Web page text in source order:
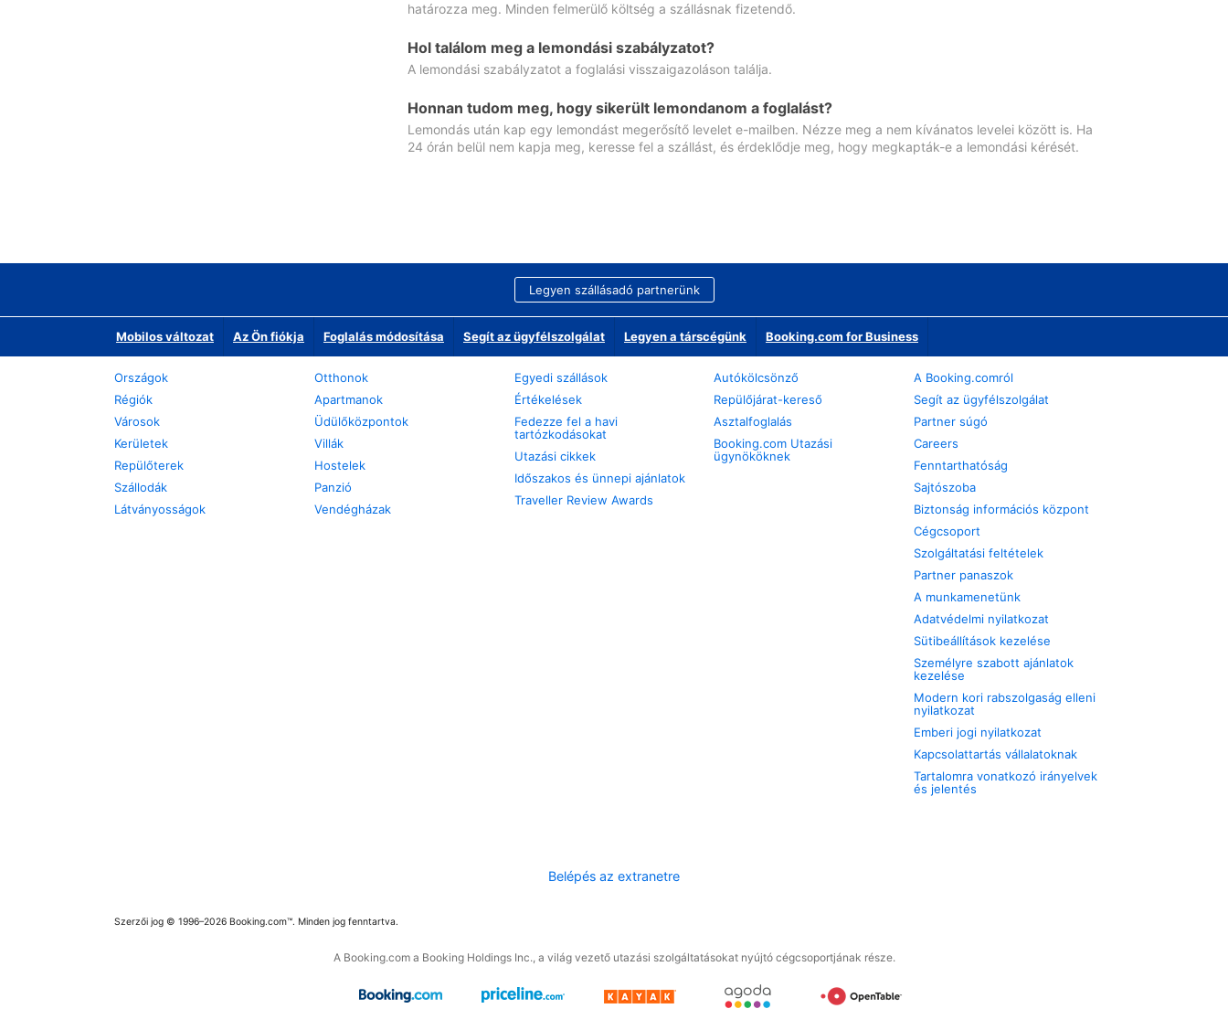
határozza meg. Minden felmerülő költség a szállásnak fizetendő.
Hol találom meg a lemondási szabályzatot?
A lemondási szabályzatot a foglalási visszaigazoláson találja.
Honnan tudom meg, hogy sikerült lemondanom a foglalást?
Lemondás után kap egy lemondást megerősítő levelet e-mailben. Nézze meg a nem kívánatos levelei között is. Ha
24 órán belül nem kapja meg, keresse fel a szállást, és érdeklődje meg, hogy megkapták-e a lemondási kérését.
Legyen szállásadó partnerünk
Mobilos változat Az Ön fiókja Foglalás módosítása Segít az ügyfélszolgálat Legyen a társcégünk Booking.com for Business
Országok
Régiók
Városok
Kerületek
Repülőterek
Szállodák
Látványosságok
Otthonok
Apartmanok
Üdülőközpontok
Villák
Hostelek
Panzió
Vendégházak
Egyedi szállások
Értékelések
Fedezze fel a havi
tartózkodásokat
Utazási cikkek
Időszakos és ünnepi ajánlatok
Traveller Review Awards
Autókölcsönző
Repülőjárat-kereső
Asztalfoglalás
Booking.com Utazási
ügynököknek
A Booking.comról
Segít az ügyfélszolgálat
Partner súgó
Careers
Fenntarthatóság
Sajtószoba
Biztonság információs központ
Cégcsoport
Szolgáltatási feltételek
Partner panaszok
A munkamenetünk
Adatvédelmi nyilatkozat
Sütibeállítások kezelése
Személyre szabott ajánlatok
kezelése
Modern kori rabszolgaság elleni
nyilatkozat
Emberi jogi nyilatkozat
Kapcsolattartás vállalatoknak
Tartalomra vonatkozó irányelvek
és jelentés
Belépés az extranetre
Szerzői jog © 1996–2026 Booking.com™. Minden jog fenntartva.
A Booking.com a Booking Holdings Inc., a világ vezető utazási szolgáltatásokat nyújtó cégcsoportjának része.